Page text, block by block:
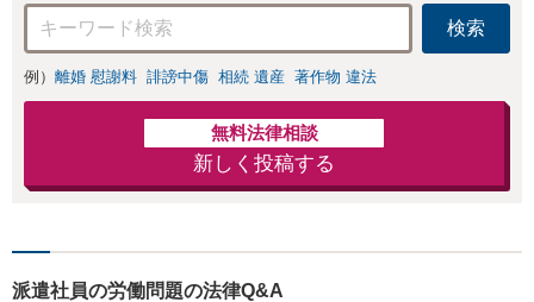
検索
例） 離婚 慰謝料 誹謗中傷 相続 遺産 著作物 違法
無料法律相談
新しく投稿する
派遣社員の労働問題の法律Q&A